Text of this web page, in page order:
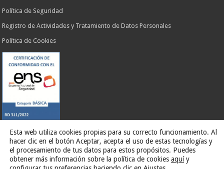
Política de Seguridad
Registro de Actividades y Tratamiento de Datos Personales
Política de Cookies
Web desarrollada por G13 Estudio Creativo
Esta web utiliza cookies propias para su correcto funcionamiento. Al
hacer clic en el botón Aceptar, acepta el uso de estas tecnologías y
el procesamiento de tus datos para estos propósitos. Puedes
obtener más información sobre la política de cookies aquíy